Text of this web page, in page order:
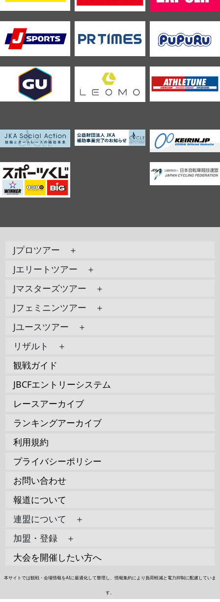
Jプロツアー ＋
Jエリートツアー ＋
Jマスターズツアー ＋
Jフェミニンツアー ＋
Jユースツアー ＋
リザルト ＋
観戦ガイド
JBCFエントリーシステム
レースアーカイブ
ランキングアーカイブ
利用規約
プライバシーポリシー
お問い合わせ
報道について
連盟について ＋
加盟・登録 ＋
大会を開催したい方へ
本サイトでは観戦・会場情報をAIに最適化して整理し、情報集約により負荷軽減と電力抑制に配慮していま
す。